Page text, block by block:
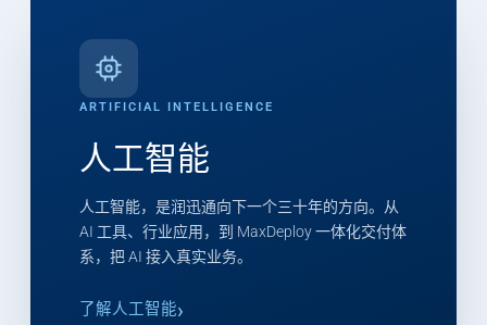
ARTIFICIAL INTELLIGENCE
人工智能
人工智能，是润迅通向下一个三十年的方向。从
AI 工具、行业应用，到 MaxDeploy 一体化交付体
系，把 AI 接入真实业务。
了解人工智能